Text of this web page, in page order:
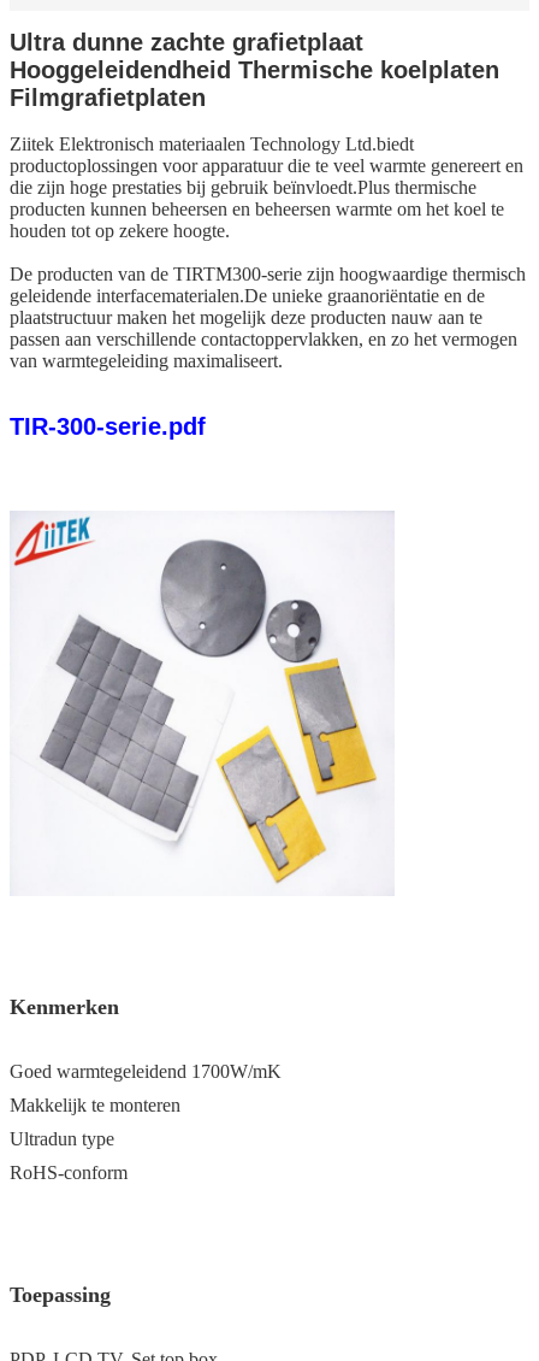
Ultra dunne zachte grafietplaat
Hooggeleidendheid Thermische koelplaten
Filmgrafietplaten
Ziitek Elektronisch materiaalen Technology Ltd.biedt
productoplossingen voor apparatuur die te veel warmte genereert en
die zijn hoge prestaties bij gebruik beïnvloedt.Plus thermische
producten kunnen beheersen en beheersen warmte om het koel te
houden tot op zekere hoogte.
De producten van de TIRTM300-serie zijn hoogwaardige thermisch
geleidende interfacematerialen.De unieke graanoriëntatie en de
plaatstructuur maken het mogelijk deze producten nauw aan te
passen aan verschillende contactoppervlakken, en zo het vermogen
van warmtegeleiding maximaliseert.
TIR-300-serie.pdf
Kenmerken
Goed warmtegeleidend 1700W/mK
Makkelijk te monteren
Ultradun type
RoHS-conform
Toepassing